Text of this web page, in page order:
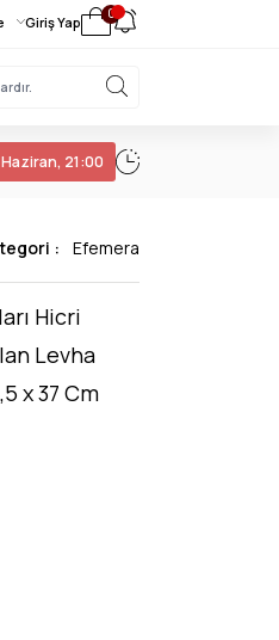
Giriş Yap 0
21:00
: Efemera
Hicri
Levha
x 37 Cm